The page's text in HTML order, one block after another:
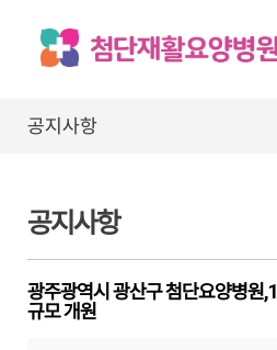
공지사항
공지사항
광주광역시 광산구 첨단요양병원
규모 개원